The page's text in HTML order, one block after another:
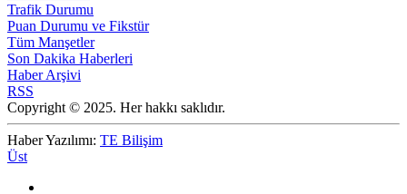
Trafik Durumu
Puan Durumu ve Fikstür
Tüm Manşetler
Son Dakika Haberleri
Haber Arşivi
RSS
Copyright © 2025. Her hakkı saklıdır.
Haber Yazılımı: TE Bilişim
Üst